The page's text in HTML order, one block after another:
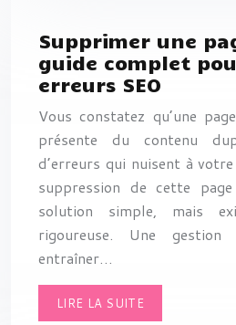
Supprimer une
guide complet
erreurs SEO
Vous constatez qu’une
présente du contenu
d’erreurs qui nuisent à
suppression de cette
solution simple, mais
rigoureuse. Une gestion
entraîner…
LIRE LA SUITE